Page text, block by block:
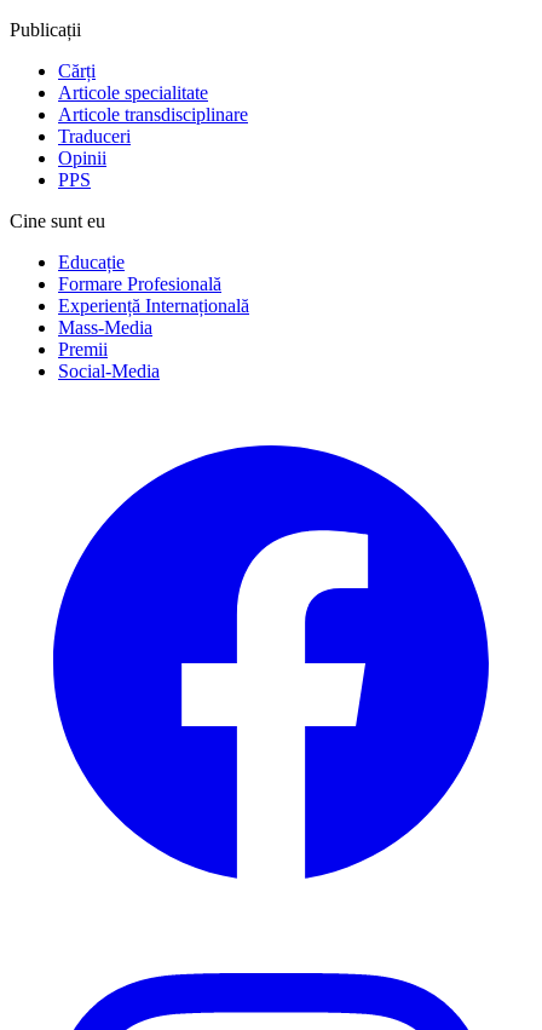
Publicații
Cărți
Articole specialitate
Articole transdisciplinare
Traduceri
Opinii
PPS
Cine sunt eu
Educație
Formare Profesională
Experiență Internațională
Mass-Media
Premii
Social-Media